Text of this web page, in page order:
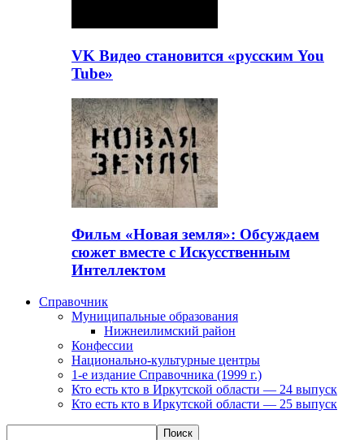
VK Видео становится «русским You
Tube»
Фильм «Новая земля»: Обсуждаем
сюжет вместе с Искусственным
Интеллектом
Справочник
Муниципальные образования
Нижнеилимский район
Конфессии
Национально-культурные центры
1-е издание Справочника (1999 г.)
Кто есть кто в Иркутской области — 24 выпуск
Кто есть кто в Иркутской области — 25 выпуск